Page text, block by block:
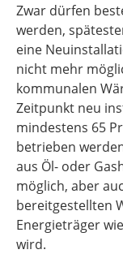
Zwar dürfen
werden,
eine
nicht mehr
kommunalen
Zeitpunkt neu
mindestens 65
betrieben
aus Öl- oder
möglich, aber
bereitgestellten
Energieträger wie
wird.